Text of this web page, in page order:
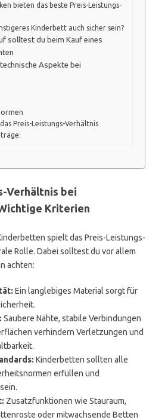
bieten das beste Preis-Leistungs-
Kinderbett auch sicher sein?
solltest du beim Kauf eines
Aspekte bei
Preis-Leistungs-Verhältnis
Verhältnis bei
Kriterien
spielt das Preis-Leistungs-
Rolle. Dabei solltest du vor allem
achten:
Ein langlebiges Material sorgt für
Saubere Nähte, stabile Verbindungen
verhindern Verletzungen und
Kinderbetten sollten alle
erfüllen und
Zusatzfunktionen wie Stauraum,
oder mitwachsende Betten